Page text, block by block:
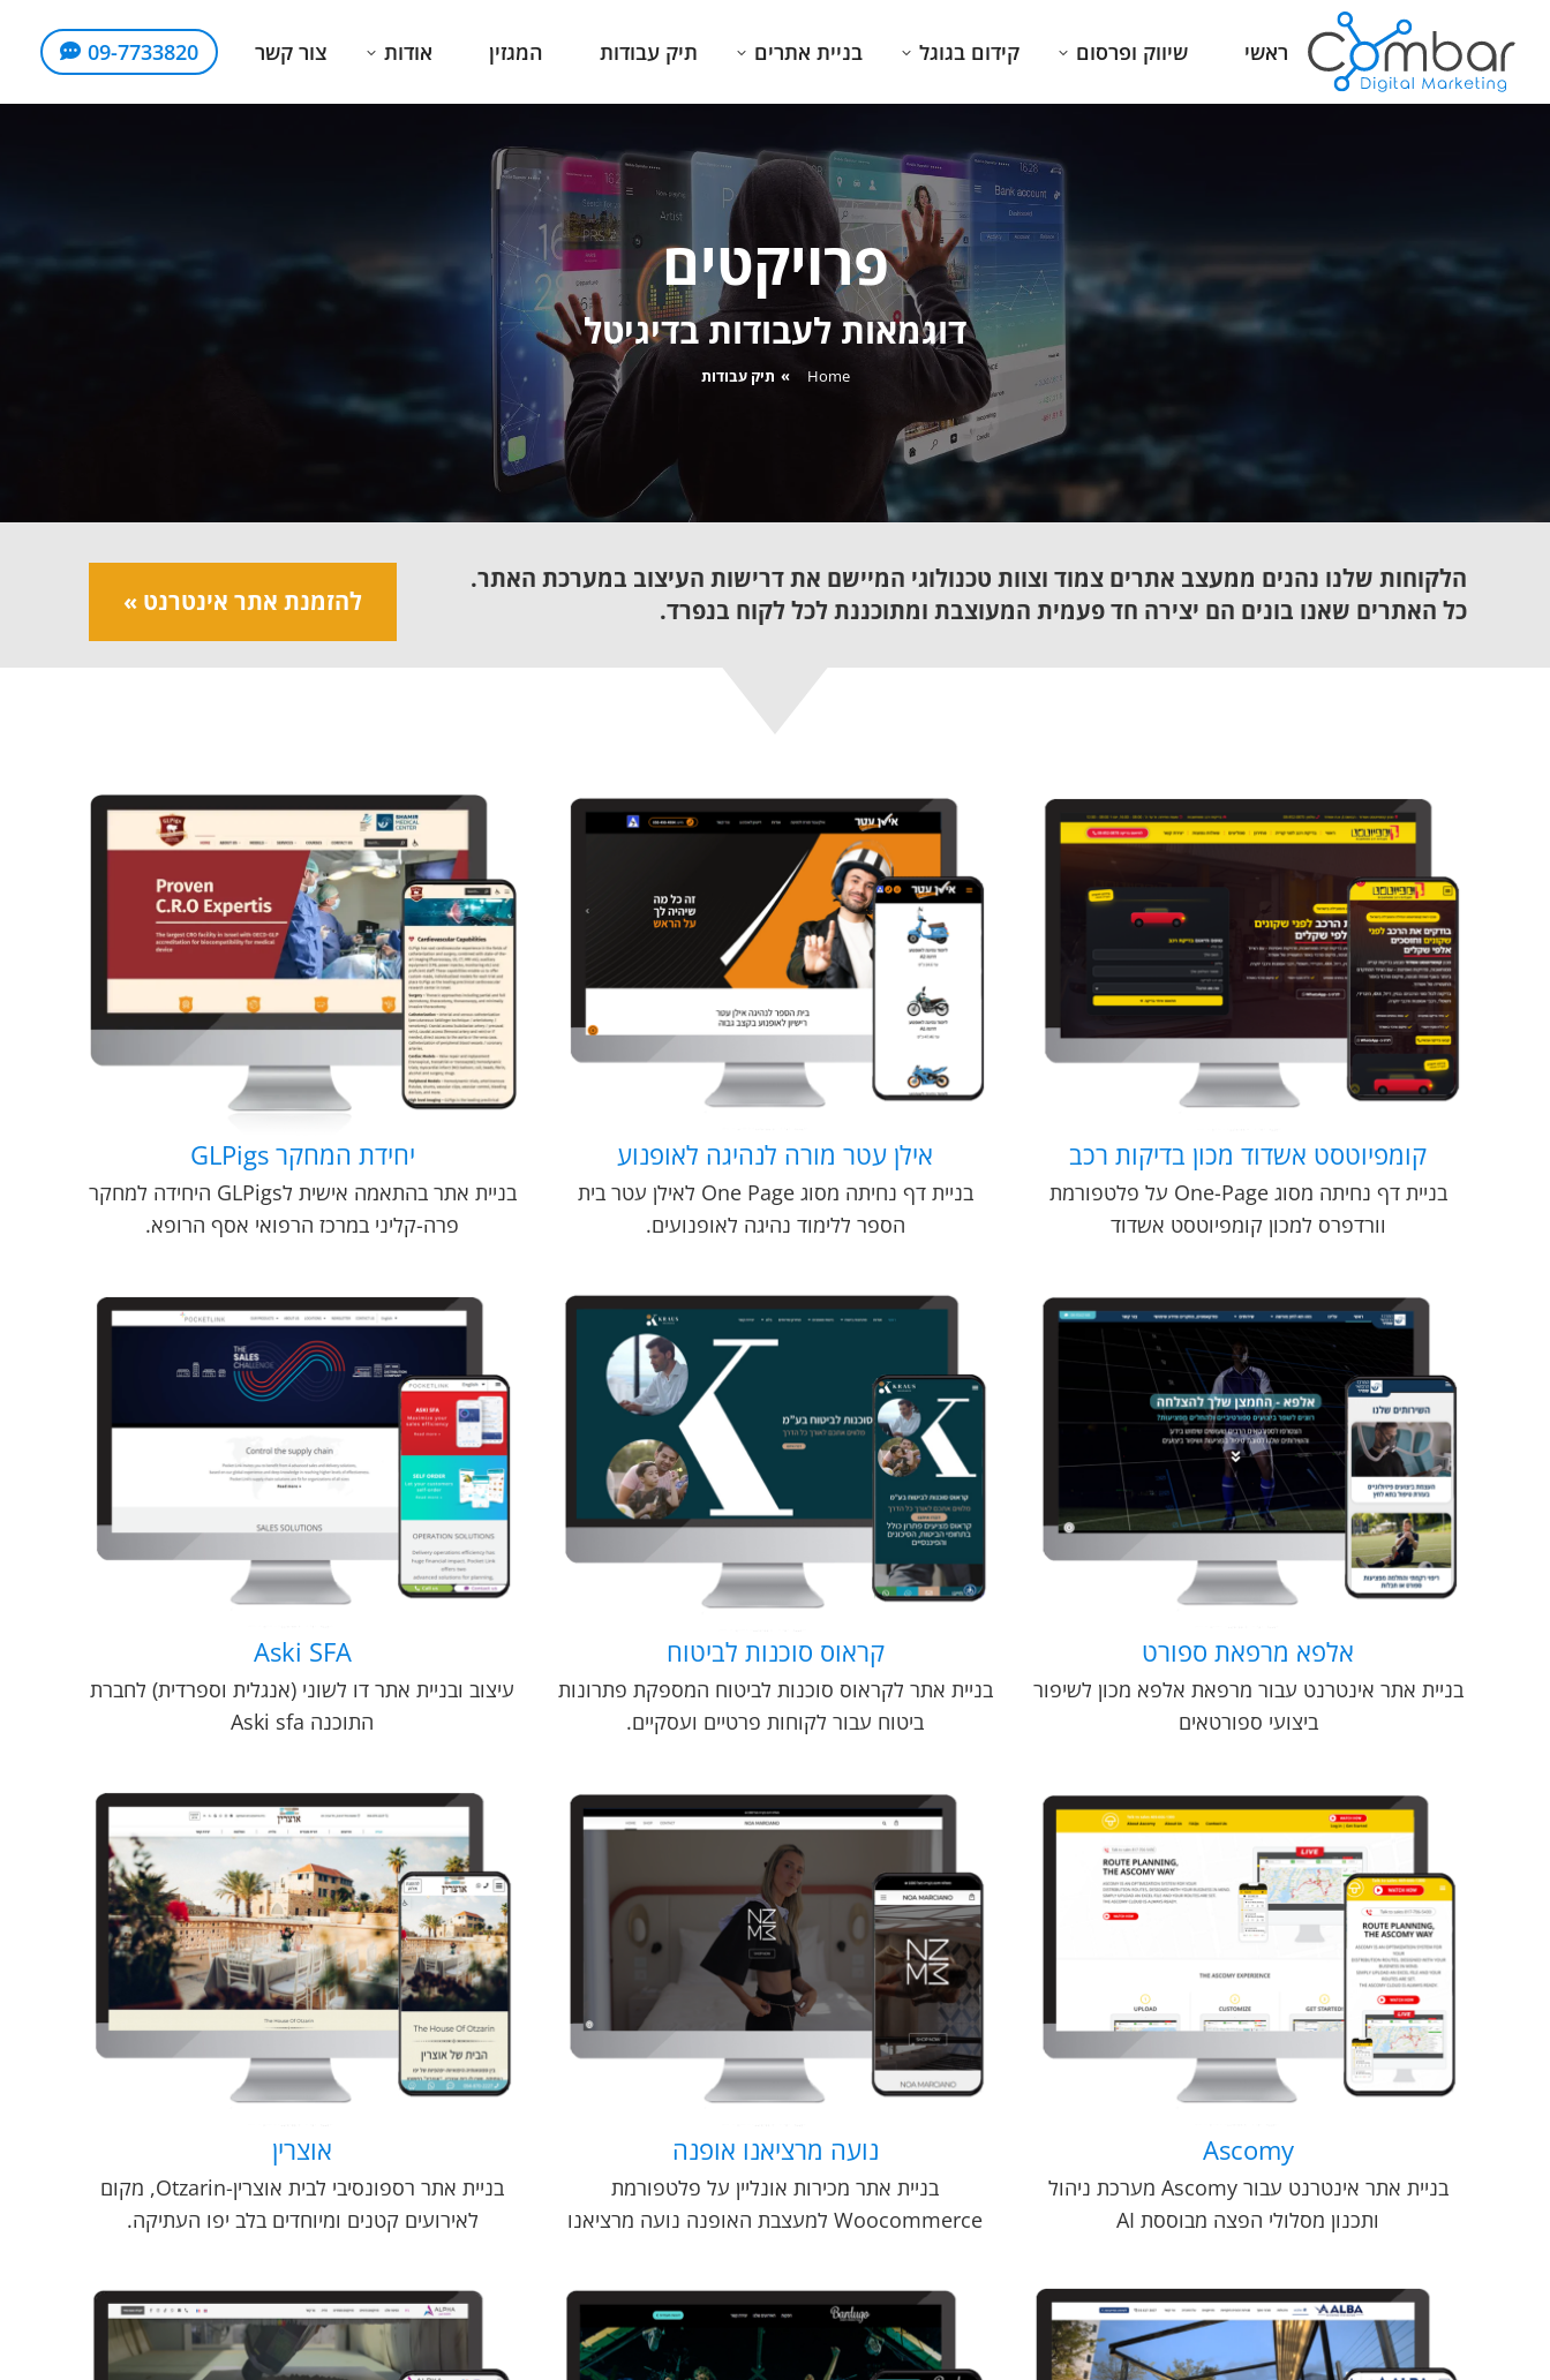
ראשי שיווק ופרסום קידום בגוגל בניית אתרים תיק עבודות המגזין אודות צור קשר 09-7733820
פרויקטים
דוגמאות לעבודות בדיגיטל
You are here:
Home תיק עבודות
הלקוחות שלנו נהנים ממעצב אתרים צמוד וצוות טכנולוגי המיישם את דרישות העיצוב במערכת האתר.
כל האתרים שאנו בונים הם יצירה חד פעמית המעוצבת ומתוכננת לכל לקוח בנפרד.
להזמנת אתר אינטרנט »
קומפיוטסט אשדוד מכון בדיקות רכב
בניית דף נחיתה מסוג One-Page על פלטפורמת
וורדפרס למכון קומפיוטסט אשדוד
אילן עטר מורה לנהיגה לאופנוע
בניית דף נחיתה מסוג One Page לאילן עטר בית
הספר ללימוד נהיגה לאופנועים.
יחידת המחקר GLPigs
בניית אתר בהתאמה אישית לGLPigs היחידה למחקר
פרה-קליני במרכז הרפואי אסף הרופא.
אלפא מרפאת ספורט
בניית אתר אינטרנט עבור מרפאת אלפא מכון לשיפור
ביצועי ספורטאים
קראוס סוכנות לביטוח
בניית אתר לקראוס סוכנות לביטוח המספקת פתרונות
ביטוח עבור לקוחות פרטיים ועסקיים.
Aski SFA
עיצוב ובניית אתר דו לשוני (אנגלית וספרדית) לחברת
התוכנה Aski sfa
Ascomy
בניית אתר אינטרנט עבור Ascomy מערכת ניהול
ותכנון מסלולי הפצה מבוססת AI
נועה מרציאנו אופנה
בניית אתר מכירות אונליין על פלטפורמת
Woocommerce למעצבת האופנה נועה מרציאנו
אוצרין
בניית אתר רספונסיבי לבית אוצרין-Otzarin, מקום
לאירועים קטנים ומיוחדים בלב יפו העתיקה.